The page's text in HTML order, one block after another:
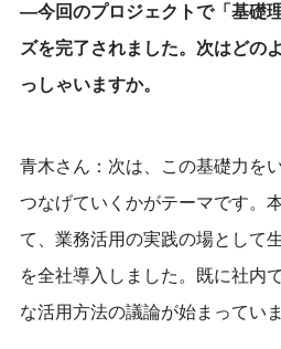
―今回のプロジェクトで「基礎
ズを完了されました。次はどの
っしゃいますか。
青木さん：次は、この基礎力を
つなげていくかがテーマです。
て、業務活用の実践の場として
を全社導入しました。既に社内
な活用方法の議論が始まっていま